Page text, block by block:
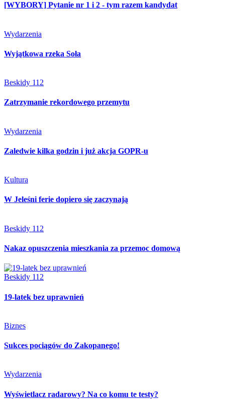
[WYBORY] Pytanie nr 1 i 2 - tym razem kandydat
Wydarzenia
Wyjątkowa rzeka Soła
Beskidy 112
Zatrzymanie rekordowego przemytu
Wydarzenia
Zaledwie kilka godzin i już akcja GOPR-u
Kultura
W Jeleśni ferie dopiero się zaczynają
Beskidy 112
Nakaz opuszczenia mieszkania za przemoc domową
Beskidy 112
19-latek bez uprawnień
Biznes
Sukces pociągów do Zakopanego!
Wydarzenia
Wyświetlacz radarowy? Na co komu te testy?